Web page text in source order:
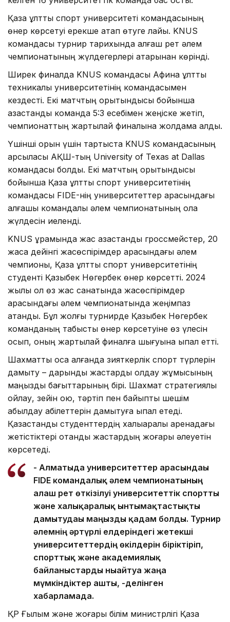
Қазақ ұлттық спорт университеті командасының
өнер көрсетуі ерекше атап өтуге лайық. KNUS
командасы турнир тарихында алғаш рет әлем
чемпионатының жүлдегерлері қатарынан көрінді.
Ширек финалда KNUS командасы Афина ұлттық
техникалық университетінің командасымен
кездесті. Екі матчтың қорытындысы бойынша
қазақстандық команда 5:3 есебімен жеңіске жетіп,
чемпионаттың жартылай финалына жолдама алды.
Үшінші орын үшін тартыста KNUS командасының
қарсыласы АҚШ-тың University of Texas at Dallas
командасы болды. Екі матчтың қорытындысы
бойынша Қазақ ұлттық спорт университетінің
командасы FIDE-нің университеттер арасындағы
алғашқы командалық әлем чемпионатының қола
жүлдесін иеленді.
KNUS құрамында жас қазақстандық гроссмейстер, 20
жасқа дейінгі жасөспірімдер арасындағы әлем
чемпионы, Қазақ ұлттық спорт университетінің
студенті Қазыбек Нөгербек өнер көрсетті. 2024
жылы ол өз жас санатында жасөспірімдер
арасындағы әлем чемпионатында жеңімпаз
атанды. Бұл жолғы турнирде Қазыбек Нөгербек
команданың табысты өнер көрсетуіне өз үлесін
қосып, оның жартылай финалға шығуына ықпал етті.
Шахматты қоса алғанда зияткерлік спорт түрлерін
дамыту – дарынды жастарды қолдау жұмысының
маңызды бағыттарының бірі. Шахмат стратегиялық
ойлау, зейін қою, тәртіп пен байыпты шешім
қабылдау қабілеттерін дамытуға ықпал етеді.
Қазақстандық студенттердің халықаралық аренадағы
жетістіктері отандық жастардың жоғары әлеуетін
көрсетеді.
- Алматыда университеттер арасындағы
FIDE командалық әлем чемпионатының
алғаш рет өткізілуі университеттік спортты
және халықаралық ынтымақтастықты
дамытудағы маңызды қадам болды. Турнир
әлемнің әртүрлі елдеріндегі жетекші
университеттердің өкілдерін біріктіріп,
спорттық және академиялық
байланыстарды нығайтуға жаңа
мүмкіндіктер ашты, -делінген
хабарламада.
ҚР Ғылым және жоғары білім министрлігі Қазақ